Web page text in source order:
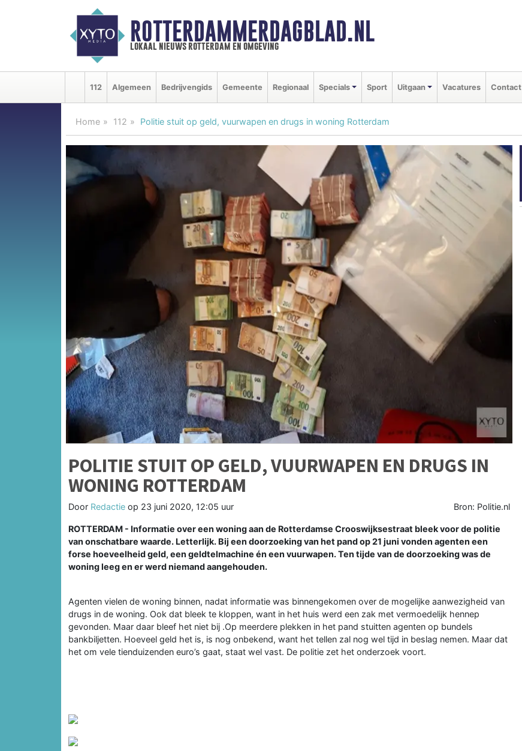
ROTTERDAMMERDAGBLAD.NL
lokaal nieuws rotterdam en omgeving
112 Algemeen Bedrijvengids Gemeente Regionaal Specials Sport Uitgaan Vacatures Contact
Home 112 Politie stuit op geld, vuurwapen en drugs in woning Rotterdam
POLITIE STUIT OP GELD, VUURWAPEN EN DRUGS IN
WONING ROTTERDAM
Door Redactie op 23 juni 2020, 12:05 uur Bron: Politie.nl
ROTTERDAM - Informatie over een woning aan de Rotterdamse Crooswijksestraat bleek voor de politie
van onschatbare waarde. Letterlijk. Bij een doorzoeking van het pand op 21 juni vonden agenten een
forse hoeveelheid geld, een geldtelmachine én een vuurwapen. Ten tijde van de doorzoeking was de
woning leeg en er werd niemand aangehouden.
Agenten vielen de woning binnen, nadat informatie was binnengekomen over de mogelijke aanwezigheid van
drugs in de woning. Ook dat bleek te kloppen, want in het huis werd een zak met vermoedelijk hennep
gevonden. Maar daar bleef het niet bij .Op meerdere plekken in het pand stuitten agenten op bundels
bankbiljetten. Hoeveel geld het is, is nog onbekend, want het tellen zal nog wel tijd in beslag nemen. Maar dat
het om vele tienduizenden euro’s gaat, staat wel vast. De politie zet het onderzoek voort.